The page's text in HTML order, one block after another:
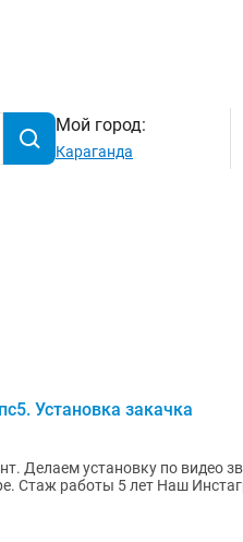
Мой город:
Караганда
Установка закачка
установку по видео звонок Все игры
официальном сайте пс сторе. Стаж работы 5